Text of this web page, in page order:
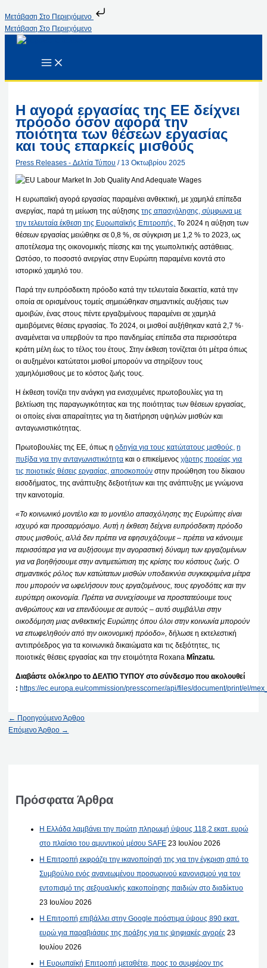
Μετάβαση Στο Περιεχόμενο
Μετάβαση Στο Περιεχόμενο
Η αγορά εργασίας της ΕΕ δείχνει
πρόοδο όσον αφορά την
ποιότητα των θέσεων εργασίας
και τους επαρκείς μισθούς
Press Releases - Δελτία Τύπου / 13 Οκτωβρίου 2025
Η ευρωπαϊκή αγορά εργασίας παραμένει ανθεκτική, με χαμηλά επίπεδα
ανεργίας, παρά τη μείωση της αύξησηςτης απασχόλησης, σύμφωνα με
την τελευταία έκθεση της Ευρωπαϊκής Επιτροπής. Το 2024 η αύξηση των
θέσεων εργασίας μειώθηκε σε 0,8 %, σε σύγκριση με 1,2 % το 2023, ως
αποτέλεσμα της οικονομικής πίεσης και της γεωπολιτικής αστάθειας.
Ωστόσο, το ποσοστό ανεργίας στην Ευρώπη παραμένει κοντά στο
ιστορικό χαμηλό του.
Παρά την ευπρόσδεκτη πρόοδο κατά την τελευταία δεκαετία, κατά την
οποία σε ορισμένους τομείς σημειώθηκαν σημαντικές αυξήσεις των
αμοιβών, ένας στους πέντε εργαζομένους παραμένει σε χαμηλά
αμειβόμενες θέσεις εργασίας. Το 2024, οι μισθοί αυξήθηκαν κατά 2,7 %·
αναμένεται να υπερβούν τα προ πανδημίας επίπεδα στα περισσότερα
κράτη μέλη έως το τέλος του έτους. Στην έκθεση τονίζεται ότι μέτρα όπως
οι αυξημένοι κατώτατοι μισθοί μπορούν να στηρίξουν τους
χαμηλόμισθους με το κόστος ζωής τους.
Η έκθεση τονίζει την ανάγκη για ενισχυμένες πρωτοβουλίες για τη
βελτίωση της παραγωγικότητας και της ποιότητας των θέσεων εργασίας,
οι οποίες είναι απαραίτητες για τη διατήρηση υψηλών μισθών και
ανταγωνιστικότητας.
Πρωτοβουλίες της ΕΕ, όπως ηοδηγία για τους κατώτατους μισθούς, η
πυξίδα για την ανταγωνιστικότητα και ο επικείμενοςχάρτης πορείας για
τις ποιοτικές θέσεις εργασίας, αποσκοπούν στην προώθηση του δίκαιου
εισοδήματος, της ανάπτυξης δεξιοτήτων και της ανάπτυξης με γνώμονα
την καινοτομία.
«Το κοινωνικό μοντέλο και το μοντέλο απασχόλησης της Ευρώπης είναι
ισχυρό και προσαρμόσιμο. Αυτή η έκθεση δείχνει ευπρόσδεκτη πρόοδο
στους μισθούς, αλλά δεν πρέπει να εφησυχάζουμε – πρέπει να κάνουμε
περισσότερα για να αυξήσουμε την αγοραστική δύναμη των εργαζομένων
για να βοηθήσουμε στην αντιμετώπιση της κρίσης του κόστους ζωής. Ο
σημαντικός ρόλος των κατώτατων μισθών υποδεικνύει συγκεκριμένα μέτρα
που μπορούν να ωφελήσουν τους εργαζομένους, τους εργοδότες και την
ευρύτερη οικονομία. Πρέπει να συνεχίσουμε να προστατεύουμε τους
ανθρώπους και να επενδύουμε σε αυτούς – αυτό συμβάλλει στην
οικοδόμηση μιας ανθεκτικής Ευρώπης όπου όλοι στην κοινωνία μπορούν
να επωφεληθούν από την οικονομική πρόοδο», δήλωσε η εκτελεστική
αντιπρόεδρος για τα κοινωνικά δικαιώματα και τις δεξιότητες, τις
ποιοτικές θέσεις εργασίας και την ετοιμότητα Roxana Mînzatu.
Διαβάστε ολόκληρο το ΔΕΛΤΙΟ ΤΥΠΟΥ στο σύνδεσμο που ακολουθεί
: https://ec.europa.eu/commission/presscorner/api/files/document/print/el/
← Προηγούμενο Άρθρο
Επόμενο Άρθρο →
Πρόσφατα Άρθρα
Η Ελλάδα λαμβάνει την πρώτη πληρωμή ύψους 118,2 εκατ. ευρώ
στο πλαίσιο του αμυντικού μέσου SAFE 23 Ιουλίου 2026
Η Επιτροπή εκφράζει την ικανοποίησή της για την έγκριση από το
Συμβούλιο ενός ανανεωμένου προσωρινού κανονισμού για τον
εντοπισμό της σεξουαλικής κακοποίησης παιδιών στο διαδίκτυο
23 Ιουλίου 2026
Η Επιτροπή επιβάλλει στην Google πρόστιμα ύψους 890 εκατ.
ευρώ για παραβιάσεις της πράξης για τις ψηφιακές αγορές 23
Ιουλίου 2026
Η Ευρωπαϊκή Επιτροπή μεταθέτει, προς το συμφέρον της